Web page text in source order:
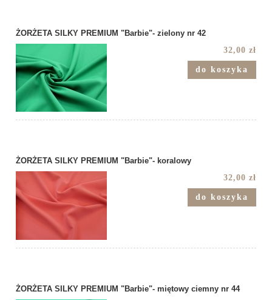
ŻORŻETA SILKY PREMIUM "Barbie"- zielony nr 42
32,00 zł
do koszyka
ŻORŻETA SILKY PREMIUM "Barbie"- koralowy
32,00 zł
do koszyka
ŻORŻETA SILKY PREMIUM "Barbie"- miętowy ciemny nr 44